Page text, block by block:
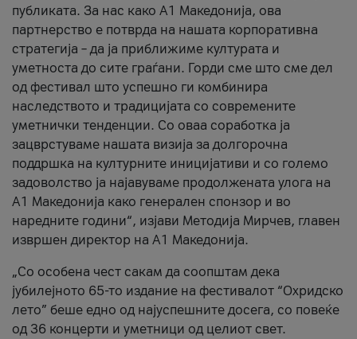
публиката. За нас како A1 Македонија, ова
партнерство е потврда на нашата корпоративна
стратегија – да ја приближиме културата и
уметноста до сите граѓани. Горди сме што сме дел
од фестивал што успешно ги комбинира
наследството и традицијата со современите
уметнички тенденции. Со оваа соработка ја
зацврстуваме нашата визија за долгорочна
поддршка на културните иницијативи и со големо
задоволство ја најавуваме продолжената улога на
A1 Македонија како генерален спонзор и во
наредните години“, изјави Методија Мирчев, главен
извршен директор на A1 Македонија.
„Со особена чест сакам да соопштам дека
јубилејното 65-то издание на фестивалот “Охридско
лето” беше едно од најуспешните досега, со повеќе
од 36 концерти и уметници од целиот свет.